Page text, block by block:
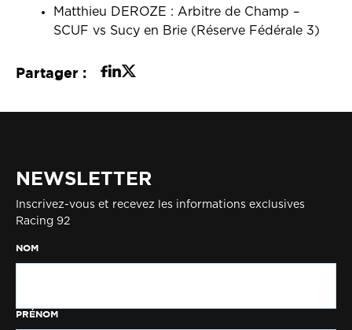
Matthieu DEROZE : Arbitre de Champ –
SCUF vs Sucy en Brie (Réserve Fédérale 3)
Partager :
NEWSLETTER
Inscrivez-vous et recevez les informations exclusives
Racing 92
NOM
PRÉNOM